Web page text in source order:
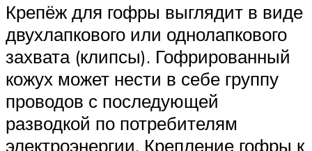
Крепёж для гофры выглядит в виде
двухлапкового или однолапкового
захвата (клипсы). Гофрированный
кожух может нести в себе группу
проводов с последующей
разводкой по потребителям
электроэнергии. Крепление гофры к